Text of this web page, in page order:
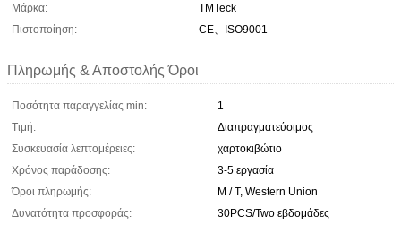
Μάρκα:
TMTeck
Πιστοποίηση:
CE、ISO9001
Πληρωμής & Αποστολής Όροι
Ποσότητα παραγγελίας min:
1
Τιμή:
Διαπραγματεύσιμος
Συσκευασία λεπτομέρειες:
χαρτοκιβώτιο
Χρόνος παράδοσης:
3-5 εργασία
Όροι πληρωμής:
Μ / Τ, Western Union
Δυνατότητα προσφοράς:
30PCS/Two εβδομάδες